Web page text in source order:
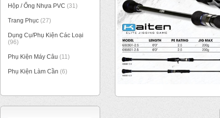
Hộp / Ống Nhựa PVC (31)
Trang Phục (27)
Dụng Cụ/Phụ Kiện Các Loại
(96)
Phụ Kiện Máy Câu (11)
Phụ Kiện Làm Cần (6)